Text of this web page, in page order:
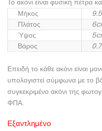
Το ακόνι είναι φυσική πέτρα
Μήκος
Πλάτος
Ύψος
Βάρος
Επειδή το κάθε ακόνι είναι
υπολογιστεί σύμφωνα με το
συγκεκριμένο ακόνι της
ΦΠΑ.
Εξαντλημένο